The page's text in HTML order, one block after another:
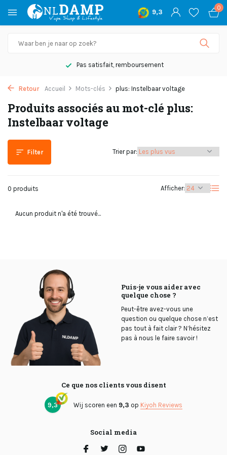
9,3
0
Pas satisfait, remboursement
Retour Accueil Mots-clés plus: Instelbaar voltage
Produits associés au mot-clé plus:
Instelbaar voltage
Filter
0 produits Afficher:
Trier par:
Aucun produit n'a été trouvé...
Puis-je vous aider avec
quelque chose ?
Peut-être avez-vous une
question ou quelque chose n’est
pas tout à fait clair ? N’hésitez
pas à nous le faire savoir !
Ce que nos clients vous disent
9,3 Wij scoren een 9,3 op Kiyoh Reviews
Social media